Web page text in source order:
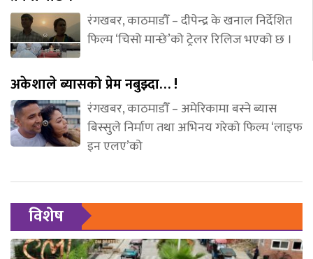
रंगखबर, काठमाडौँ – दीपेन्द्र के खनाल निर्देशित
फिल्म ‘चिसो मान्छे’को ट्रेलर रिलिज भएको छ ।
अकेशाले ब्यासको प्रेम नबुझ्दा… !
रंगखबर, काठमाडौँ – अमेरिकामा बस्ने ब्यास
बिस्सुले निर्माण तथा अभिनय गरेको फिल्म ‘लाइफ
इन एलए’को
विशेष